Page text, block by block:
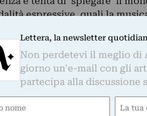
espressive, quali la
stesso artista, la
dalla proiezione di un testo
scelta.
a Rio in Brasile. Vive e
mostre in numerose sedi
Vienna; 10th Bienal de
Lettera, la newsletter
Non perdetevi il meglio di
giorno un'e-mail con gli
partecipa alla discussione
Email